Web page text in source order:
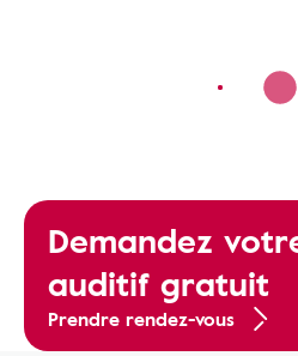
Demandez
auditif gratuit
Prendre rendez-vous